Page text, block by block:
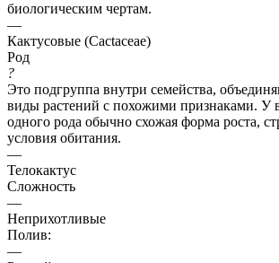
биологическим чертам.
—
Кактусовые (Cactaceae)
Род
?
Это подгруппа внутри семейства,
виды растений с похожими признаками. У
одного рода обычно схожая форма роста,
условия обитания.
—
Телокактус
Сложность
—
Неприхотливые
Полив:
—